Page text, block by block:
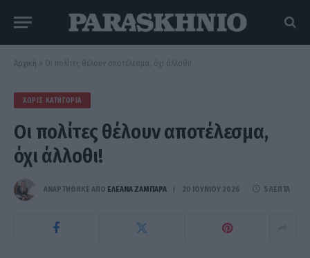
Αρχική » Οι πολίτες θέλουν αποτέλεσμα, όχι άλλοθι!
ΧΩΡΊΣ ΚΑΤΗΓΟΡΊΑ
Οι πολίτες θέλουν αποτέλεσμα,
όχι άλλοθι!
ΑΝΑΡΤΗΘΗΚΕ ΑΠΟ ΕΛΕΑΝΑ ΖΑΜΠΑΡΑ 20 ΙΟΥΝΊΟΥ 2026 5 ΛΕΠΤΆ